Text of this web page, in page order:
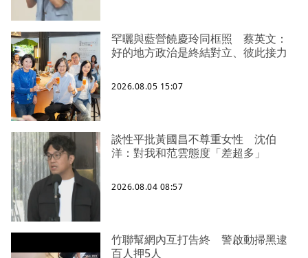
罕曬與藍營饒慶玲同框照 蔡英文：
好的地方政治是終結對立、彼此接力
2026.08.05 15:07
談性平批黃國昌不尊重女性 沈伯
洋：對我和范雲態度「差超多」
2026.08.04 08:57
竹聯幫網內互打告終 警啟動掃黑逮
百人押5人